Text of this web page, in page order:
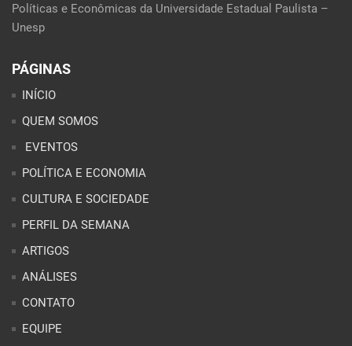
Políticas e Econômicas da Universidade Estadual Paulista –
Unesp
PÁGINAS
INÍCIO
QUEM SOMOS
EVENTOS
POLÍTICA E ECONOMIA
CULTURA E SOCIEDADE
PERFIL DA SEMANA
ARTIGOS
ANÁLISES
CONTATO
EQUIPE